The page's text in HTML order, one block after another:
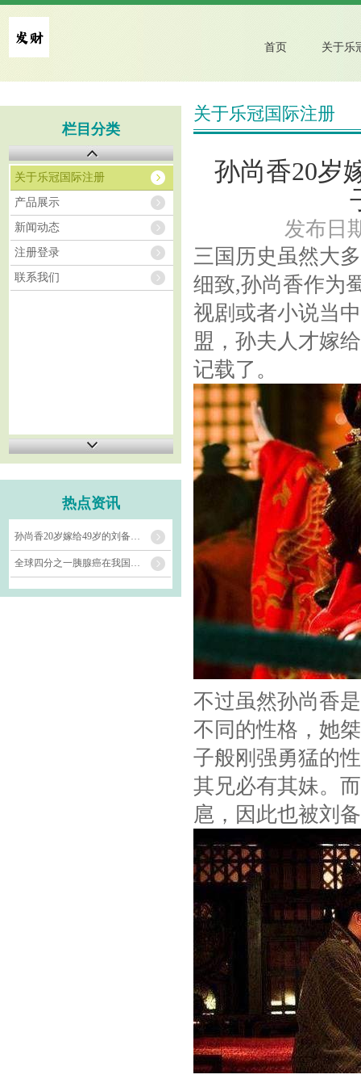
首页
栏目分类
关于乐冠国际注册
产品展示
新闻动态
注册登录
联系我们
热点资讯
孙尚香20岁嫁给49岁的刘备，为何整整3年没有孩子？有一点很多人都不信
全球四分之一胰腺癌在我国，提醒：不想胰腺受伤，7种零食要少吃
关于乐冠国际注册
孙尚香20岁
发布日
三国历史虽然大
细致,孙尚香作为
视剧或者小说当
盟，孙夫人才嫁
记载了。
不过虽然孙尚香
不同的性格，她
子般刚强勇猛的
其兄必有其妹。
扈，因此也被刘